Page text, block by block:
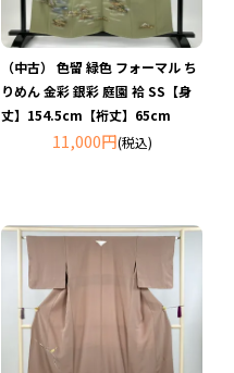
（中古） 色留 緑色 フォーマル ち
りめん 金彩 銀彩 庭園 袷 SS【身
丈】154.5cm【裄丈】65cm
11,000円(税込)